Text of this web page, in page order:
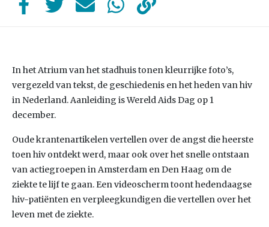
In het Atrium van het stadhuis tonen kleurrijke foto’s,
vergezeld van tekst, de geschiedenis en het heden van hiv
in Nederland. Aanleiding is Wereld Aids Dag op 1
december.
Oude krantenartikelen vertellen over de angst die heerste
toen hiv ontdekt werd, maar ook over het snelle ontstaan
van actiegroepen in Amsterdam en Den Haag om de
ziekte te lijf te gaan. Een videoscherm toont hedendaagse
hiv-patiënten en verpleegkundigen die vertellen over het
leven met de ziekte.